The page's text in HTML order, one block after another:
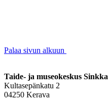
Palaa sivun alkuun
Taide- ja museokeskus Sinkka
Kultasepänkatu 2
04250 Kerava